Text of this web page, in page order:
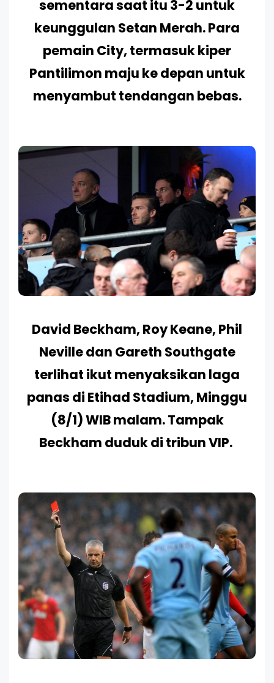
sementara saat itu 3-2 untuk
keunggulan Setan Merah. Para
pemain City, termasuk kiper
Pantilimon maju ke depan untuk
menyambut tendangan bebas.
David Beckham, Roy Keane, Phil
Neville dan Gareth Southgate
terlihat ikut menyaksikan laga
panas di Etihad Stadium, Minggu
(8/1) WIB malam. Tampak
Beckham duduk di tribun VIP.